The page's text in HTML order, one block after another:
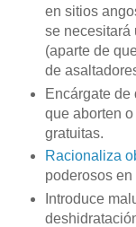
en sitios
se necesitará
(aparte de
de
Encárgate de
que aborten
gratuitas.
Racionaliza
poderosos
Introduce